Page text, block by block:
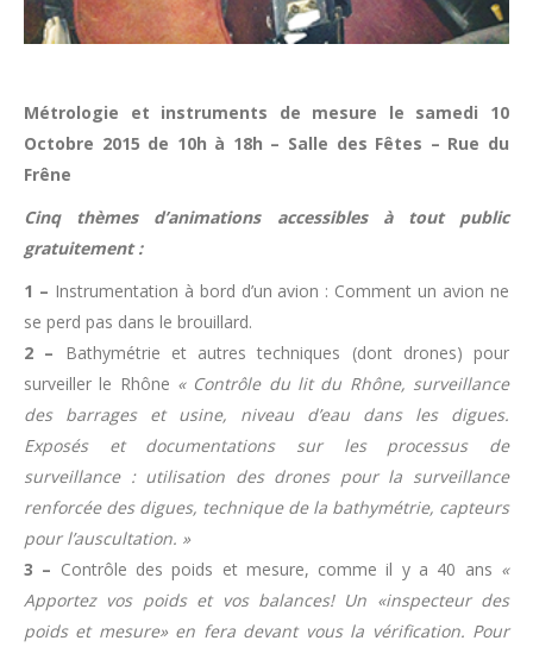
Métrologie et instruments de mesure le samedi 10
Octobre 2015 de 10h à 18h – Salle des Fêtes – Rue du
Frêne
Cinq thèmes d’animations accessibles à tout public
gratuitement :
1 – Instrumentation à bord d’un avion : Comment un avion ne
se perd pas dans le brouillard.
2 – Bathymétrie et autres techniques (dont drones) pour
surveiller le Rhône « Contrôle du lit du Rhône, surveillance
des barrages et usine, niveau d’eau dans les digues.
Exposés et documentations sur les processus de
surveillance : utilisation des drones pour la surveillance
renforcée des digues, technique de la bathymétrie, capteurs
pour l’auscultation. »
3 – Contrôle des poids et mesure, comme il y a 40 ans «
Apportez vos poids et vos balances! Un «inspecteur des
poids et mesure» en fera devant vous la vérification. Pour